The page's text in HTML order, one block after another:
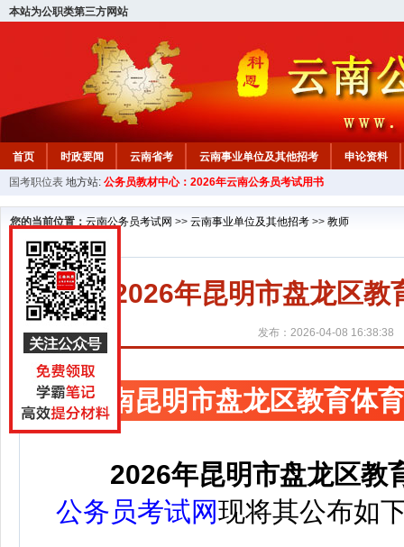
本站为公职类第三方网站
首页 时政要闻 云南省考 云南事业单位及其他招考
申论资料
国考职位表 地方站: 公务员教材中心：2026年云南公务员考试用书
您的当前位置： 云南公务员考试网 >> 云南事业单位及其他招考 >> 教师
2026年昆明市盘龙区
发布：2026-04-08 16:38:38
云南昆明市盘龙区教育体
2026年昆明市盘龙区教
公务员考试网现将其公布如